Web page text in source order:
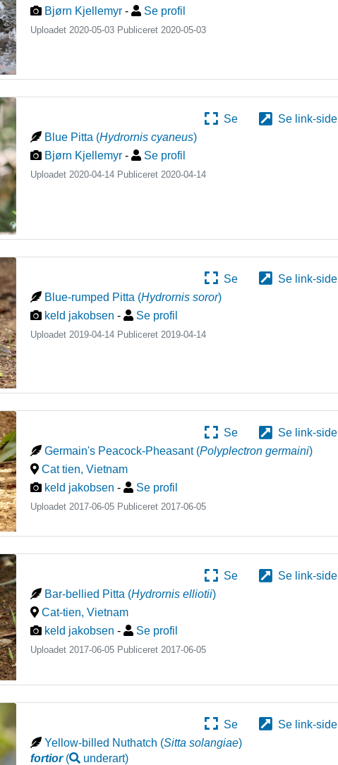
Bjørn Kjellemyr - Se profil
Uploadet 2020-05-03 Publiceret2020-05-03
Se
Se link-side
Blue Pitta (Hydrornis cyaneus)
Bjørn Kjellemyr - Se profil
Uploadet 2020-04-14 Publiceret2020-04-14
Se
Se link-side
Blue-rumped Pitta (Hydrornis soror)
keld jakobsen - Se profil
Uploadet 2019-04-14 Publiceret 2019-04-14
Se
Se link-side
Germain's Peacock-Pheasant (Polyplectron germaini)
Cat tien,Vietnam
keld jakobsen - Se profil
Uploadet 2017-06-05 Publiceret2017-06-05
Se
Se link-side
Bar-bellied Pitta (Hydrornis elliotii)
Cat-tien,Vietnam
keld jakobsen - Se profil
Uploadet 2017-06-05 Publiceret2017-06-05
Se
Se link-side
Yellow-billed Nuthatch (Sitta solangiae)
fortior( underart)